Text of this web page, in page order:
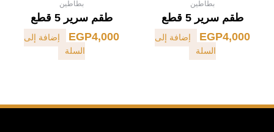
بطاطين
طقم سرير 5 قطع
EGP4,000
إضافة إلى
السلة
بطاطين
طقم سرير 5 قطع
EGP4,000
إضافة إلى
السلة